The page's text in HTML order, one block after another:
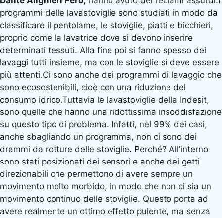
programmi delle lavastoviglie sono studiati in modo da
classificare il pentolame, le stoviglie, piatti e bicchieri,
proprio come la lavatrice dove si devono inserire
determinati tessuti. Alla fine poi si fanno spesso dei
lavaggi tutti insieme, ma con le stoviglie si deve essere
più attenti.Ci sono anche dei programmi di lavaggio che
sono ecosostenibili, cioè con una riduzione del
consumo idrico.Tuttavia le lavastoviglie della Indesit,
sono quelle che hanno una ridottissima insoddisfazione
su questo tipo di problema. Infatti, nel 99% dei casi,
anche sbagliando un programma, non ci sono dei
drammi da rotture delle stoviglie. Perché? All’interno
sono stati posizionati dei sensori e anche dei getti
direzionabili che permettono di avere sempre un
movimento molto morbido, in modo che non ci sia un
movimento continuo delle stoviglie. Questo porta ad
avere realmente un ottimo effetto pulente, ma senza